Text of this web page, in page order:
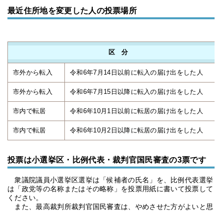
最近住所地を変更した人の投票場所
区 分
市外から転入 令和6年7月14日以前に転入の届け出をした人
市外から転入 令和6年7月15日以降に転入の届け出をした人
市内で転居 令和6年10月1日以前に転居の届け出をした人
市内で転居 令和6年10月2日以降に転居の届け出をした人
投票は小選挙区・比例代表・裁判官国民審査の3票です
衆議院議員小選挙区選挙は「候補者の氏名」を、比例代表選挙
は「政党等の名称またはその略称」を投票用紙に書いて投票して
ください。
また、最高裁判所裁判官国民審査は、やめさせた方がよいと思